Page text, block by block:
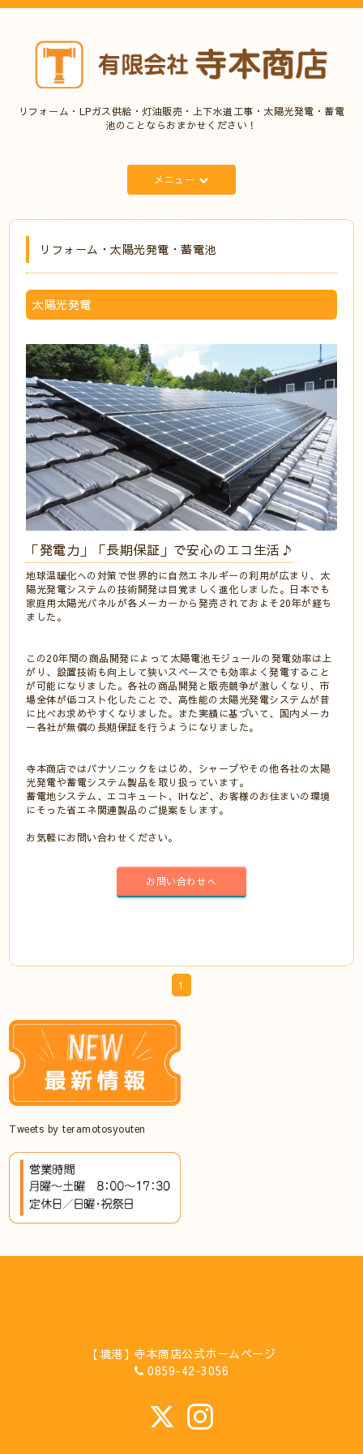
リフォーム・LPガス供給・灯油販売・上下水道工事・太陽光発電・蓄電
池のことならおまかせください！
メニュー
リフォーム・太陽光発電・蓄電池
太陽光発電
「発電力」「長期保証」で安心のエコ生活♪
地球温暖化への対策で世界的に自然エネルギーの利用が広まり、太
陽光発電システムの技術開発は目覚ましく進化しました。日本でも
家庭用太陽光パネルが各メーカーから発売されておよそ20年が経ち
ました。
この20年間の商品開発によって太陽電池モジュールの発電効率は上
がり、設置技術も向上して狭いスペースでも効率よく発電すること
が可能になりました。各社の商品開発と販売競争が激しくなり、市
場全体が低コスト化したことで、高性能の太陽光発電システムが昔
に比べお求めやすくなりました。また実績に基づいて、国内メーカ
ー各社が無償の長期保証を行うようになりました。
寺本商店ではパナソニックをはじめ、シャープやその他各社の太陽
光発電や蓄電システム製品を取り扱っています。
蓄電地システム、エコキュート、 IHなど、お客様のお住まいの環境
にそった省エネ関連製品のご提案をします。
お気軽にお問い合わせください。
お問い合わせへ
1
Tweets by teramotosyouten
【境港】寺本商店公式ホームページ
0859-42-3056